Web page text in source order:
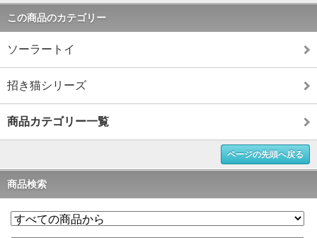
この商品のカテゴリー
ソーラートイ
招き猫シリーズ
商品カテゴリー一覧
ページの先頭へ戻る
商品検索